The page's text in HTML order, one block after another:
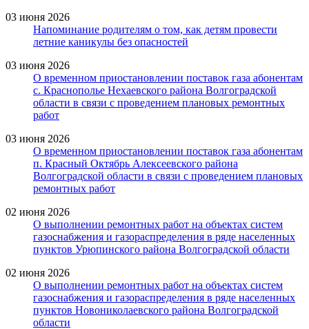
03 июня 2026
Напоминание родителям о том, как детям провести
летние каникулы без опасностей
03 июня 2026
О временном приостановлении поставок газа абонентам
с. Краснополье Нехаевского района Волгоградской
области в связи с проведением плановых ремонтных
работ
03 июня 2026
О временном приостановлении поставок газа абонентам
п. Красный Октябрь Алексеевского района
Волгоградской области в связи с проведением плановых
ремонтных работ
02 июня 2026
О выполнении ремонтных работ на объектах систем
газоснабжения и газораспределения в ряде населенных
пунктов Урюпинского района Волгоградской области
02 июня 2026
О выполнении ремонтных работ на объектах систем
газоснабжения и газораспределения в ряде населенных
пунктов Новониколаевского района Волгоградской
области